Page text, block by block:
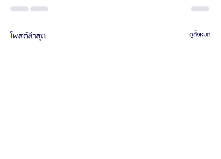
โพสต์ล่าสุด ดูทั้งหมด